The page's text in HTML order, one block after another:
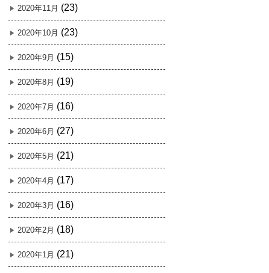
2020年11月 (23)
2020年10月 (23)
2020年9月 (15)
2020年8月 (19)
2020年7月 (16)
2020年6月 (27)
2020年5月 (21)
2020年4月 (17)
2020年3月 (16)
2020年2月 (18)
2020年1月 (21)